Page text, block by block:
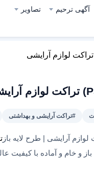
آگهی ترحیم تصاویر
#تراکت آرایشی و بهداشتی
لوازم آرایشی | طرح لایه باز
و خام و آماده با کیفیت